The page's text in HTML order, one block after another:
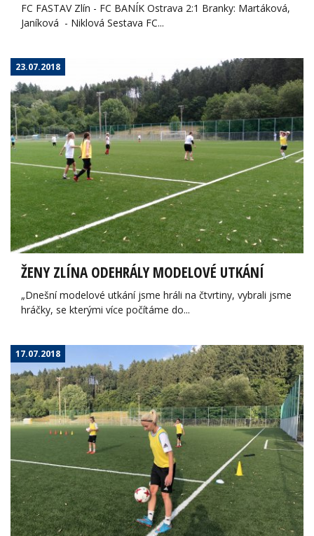
FC FASTAV Zlín - FC BANÍK Ostrava 2:1 Branky: Martáková,
Janíková - Niklová Sestava FC...
ŽENY ZLÍNA ODEHRÁLY MODELOVÉ UTKÁNÍ
23.07.2018
„Dnešní modelové utkání jsme hráli na čtvrtiny, vybrali jsme
hráčky, se kterými více počítáme do...
17.07.2018